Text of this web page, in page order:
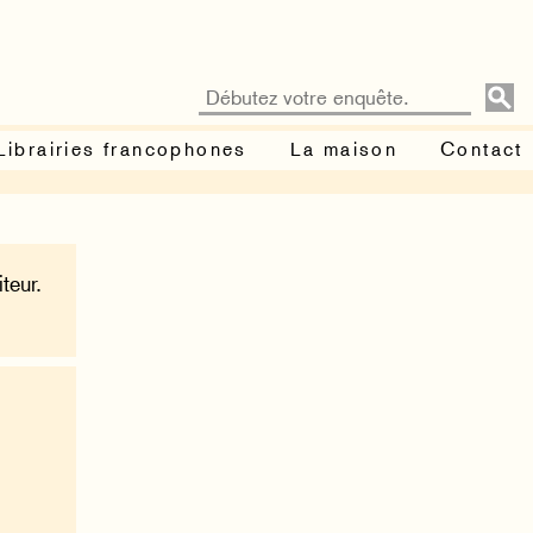
francophones La maison Contact